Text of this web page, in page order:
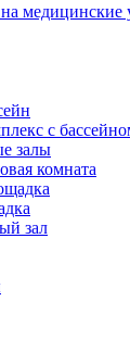
медицинские
с
залы
комната
зал